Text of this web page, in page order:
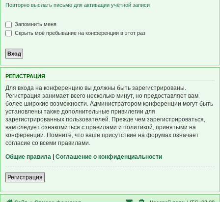
Повторно выслать письмо для активации учётной записи
Запомнить меня
Скрыть моё пребывание на конференции в этот раз
РЕГИСТРАЦИЯ
Для входа на конференцию вы должны быть зарегистрированы.
Регистрация занимает всего несколько минут, но предоставляет вам
более широкие возможности. Администратором конференции могут быть
установлены также дополнительные привилегии для
зарегистрированных пользователей. Прежде чем зарегистрироваться,
вам следует ознакомиться с правилами и политикой, принятыми на
конференции. Помните, что ваше присутствие на форумах означает
согласие со всеми правилами.
Общие правила | Соглашение о конфиденциальности
Регистрация